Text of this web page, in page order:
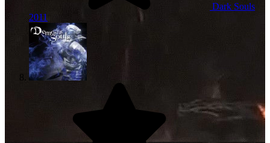
Dark Souls
2011